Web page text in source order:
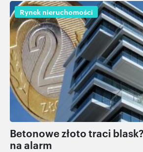
Rynek nieruchomości
Betonowe złoto traci
na alarm